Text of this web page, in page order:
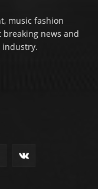
music fashion
news and